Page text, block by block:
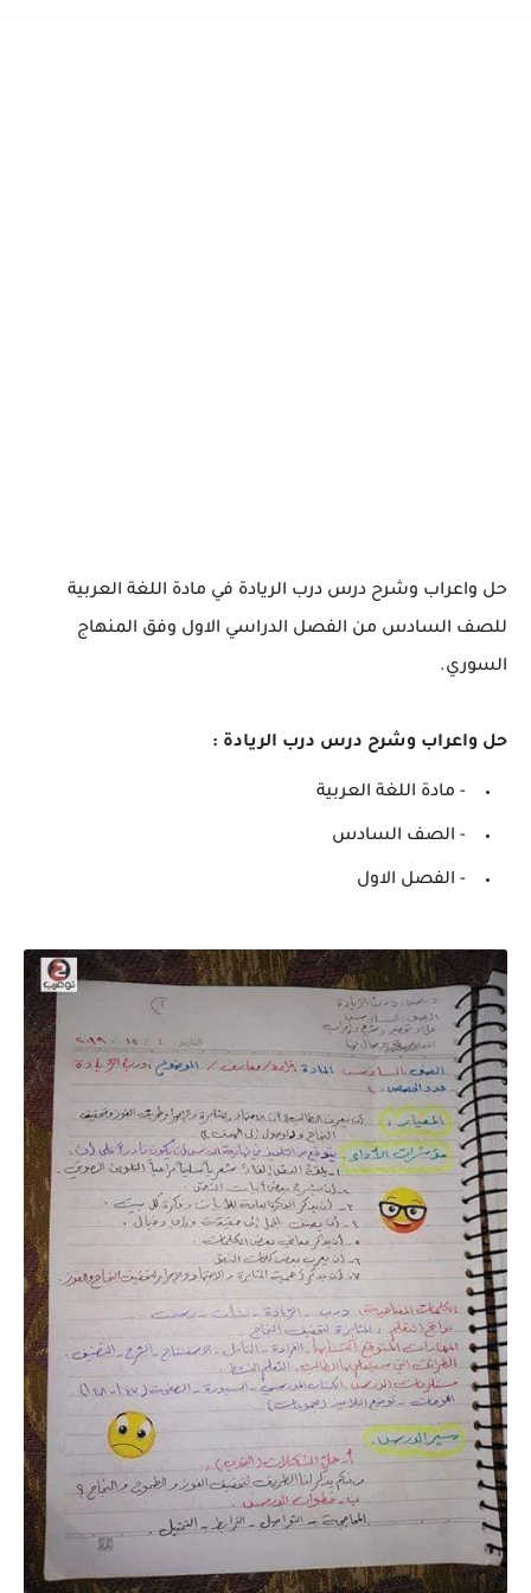
حل واعراب وشرح درس درب الريادة في مادة اللغة العربية
للصف السادس من الفصل الدراسي الاول وفق المنهاج
السوري.
حل واعراب وشرح درس درب الريادة :
- مادة اللغة العربية
- الصف السادس
- الفصل الاول